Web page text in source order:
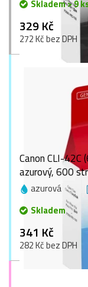
Skladem > 9
329 Kč
272 Kč bez DPH
Canon CLI-42C
azurový, 600
azurová
Skladem
341 Kč
282 Kč bez DPH